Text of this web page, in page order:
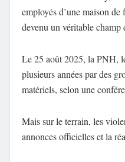
employés d’une maison
devenu un véritable champ
Le 25 août 2025, la PNH,
plusieurs années par des
matériels, selon une
Mais sur le terrain, les
annonces officielles et la